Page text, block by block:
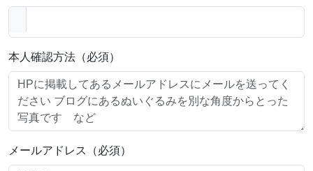
本人確認方法（必須）
メールアドレス（必須）